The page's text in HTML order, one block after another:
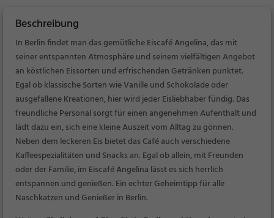
Beschreibung
In Berlin findet man das gemütliche Eiscafé Angelina, das mit
seiner entspannten Atmosphäre und seinem vielfältigen Angebot
an köstlichen Eissorten und erfrischenden Getränken punktet.
Egal ob klassische Sorten wie Vanille und Schokolade oder
ausgefallene Kreationen, hier wird jeder Eisliebhaber fündig. Das
freundliche Personal sorgt für einen angenehmen Aufenthalt und
lädt dazu ein, sich eine kleine Auszeit vom Alltag zu gönnen.
Neben dem leckeren Eis bietet das Café auch verschiedene
Kaffeespezialitäten und Snacks an. Egal ob allein, mit Freunden
oder der Familie, im Eiscafé Angelina lässt es sich herrlich
entspannen und genießen. Ein echter Geheimtipp für alle
Naschkatzen und Genießer in Berlin.